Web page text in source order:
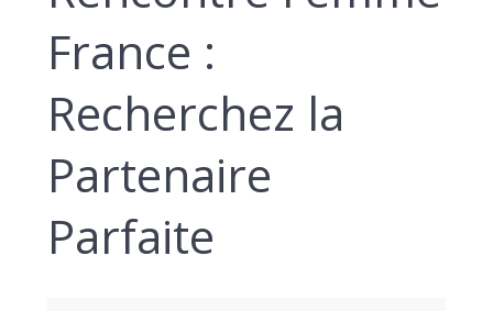
France :
Recherchez la
Partenaire
Parfaite